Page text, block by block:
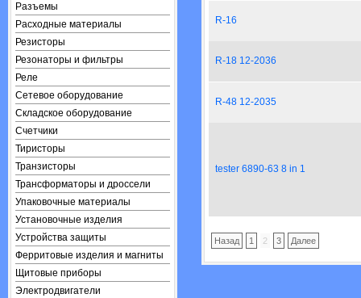
Разъемы
Расходные материалы
Резисторы
Резонаторы и фильтры
Реле
Сетевое оборудование
Складское оборудование
Счетчики
Тиристоры
Транзисторы
Трансформаторы и дроссели
Упаковочные материалы
Установочные изделия
Устройства защиты
Ферритовые изделия и магниты
Щитовые приборы
Электродвигатели
R-16
R-18 12-2036
R-48 12-2035
tester 6890-63 8 in 1
Назад 1 2 3 Далее